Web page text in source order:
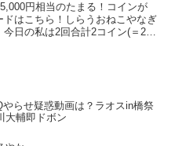
円相当のたまる！コインが
はこちら！しらうおねこやなぎ
日の私は2回合計2コイン(＝2
やらせ疑惑動画は？ラオスin橋祭
大輔即ドボン